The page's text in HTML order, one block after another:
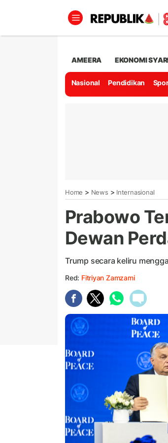
AMEERA EKONOMI
Nasional Pendidikan
Home > News > Internasional
Prabowo
Dewan
Trump secara keliru
Red: Fitriyan Zamzami